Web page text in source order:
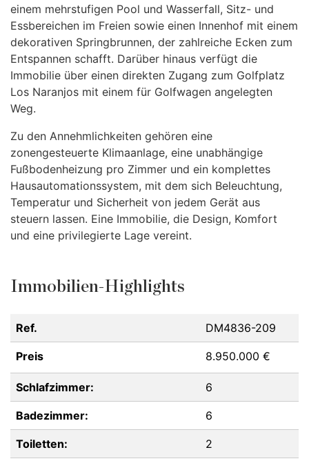
einem mehrstufigen Pool und Wasserfall, Sitz- und
Essbereichen im Freien sowie einen Innenhof mit einem
dekorativen Springbrunnen, der zahlreiche Ecken zum
Entspannen schafft. Darüber hinaus verfügt die
Immobilie über einen direkten Zugang zum Golfplatz
Los Naranjos mit einem für Golfwagen angelegten
Weg.
Zu den Annehmlichkeiten gehören eine
zonengesteuerte Klimaanlage, eine unabhängige
Fußbodenheizung pro Zimmer und ein komplettes
Hausautomationssystem, mit dem sich Beleuchtung,
Temperatur und Sicherheit von jedem Gerät aus
steuern lassen. Eine Immobilie, die Design, Komfort
und eine privilegierte Lage vereint.
Immobilien-Highlights
Ref. DM4836-209
Preis 8.950.000 €
Schlafzimmer: 6
Badezimmer: 6
Toiletten: 2